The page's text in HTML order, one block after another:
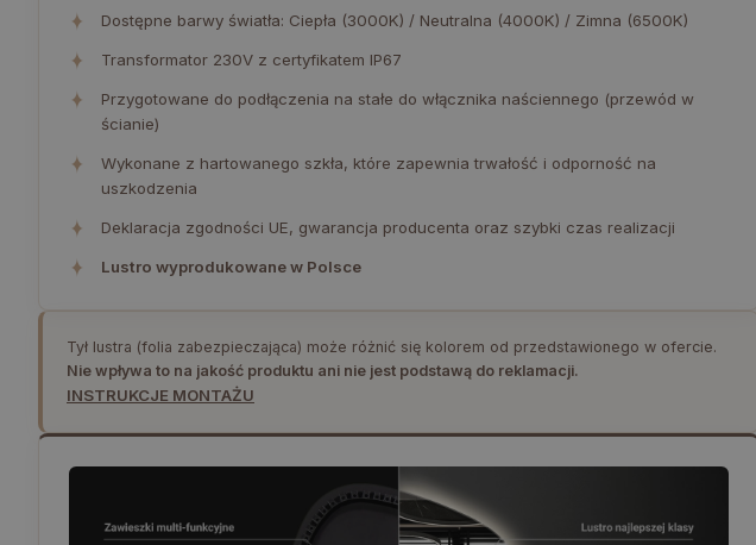
✦ Dostępne barwy światła: Ciepła (3000K) / Neutralna (4000K) / Zimna (6500K)
✦ Transformator 230V z certyfikatem IP67
✦
Przygotowane do podłączenia na stałe do włącznika naściennego (przewód w
ścianie)
✦
Wykonane z hartowanego szkła, które zapewnia trwałość i odporność na
uszkodzenia
✦ Deklaracja zgodności UE, gwarancja producenta oraz szybki czas realizacji
✦ Lustro wyprodukowane w Polsce
Tył lustra (folia zabezpieczająca) może różnić się kolorem od przedstawionego w ofercie.
Nie wpływa to na jakość produktu ani nie jest podstawą do reklamacji.
INSTRUKCJE MONTAŻU